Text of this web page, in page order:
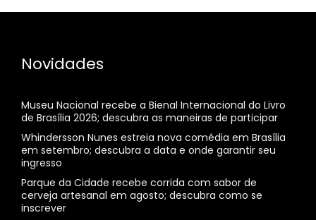
Novidades
Museu Nacional recebe a Bienal Internacional do Livro
de Brasília 2026; descubra as maneiras de participar
Whindersson Nunes estreia nova comédia em Brasília
em setembro; descubra a data e onde garantir seu
ingresso
Parque da Cidade recebe corrida com sabor de
cerveja artesanal em agosto; descubra como se
inscrever